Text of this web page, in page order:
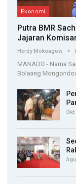
Ekonomi
Putra BMR
Jajaran
Herdy Mokoagow
MANADO - Nama
Bolaang
Okt